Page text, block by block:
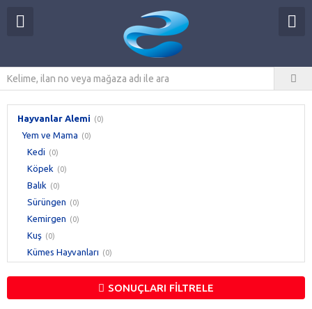
Hayvanlar Alemi (0)
Yem ve Mama (0)
Kedi (0)
Köpek (0)
Balık (0)
Sürüngen (0)
Kemirgen (0)
Kuş (0)
Kümes Hayvanları (0)
SONUÇLARI FİLTRELE